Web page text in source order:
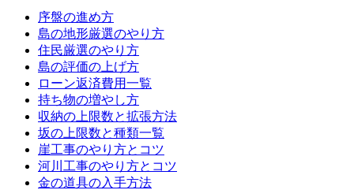
序盤の進め方
島の地形厳選のやり方
住民厳選のやり方
島の評価の上げ方
ローン返済費用一覧
持ち物の増やし方
収納の上限数と拡張方法
坂の上限数と種類一覧
崖工事のやり方とコツ
河川工事のやり方とコツ
金の道具の入手方法